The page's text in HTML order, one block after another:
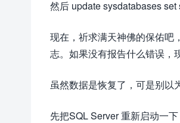
然后 update sysdatabases
现在，祈求满天神佛的保佑吧
志。如果没有报告什么错误，
虽然数据是恢复了，可是别以
先把SQL Server 重新启动一